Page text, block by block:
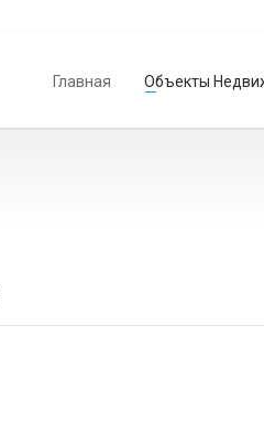
Главная Объекты